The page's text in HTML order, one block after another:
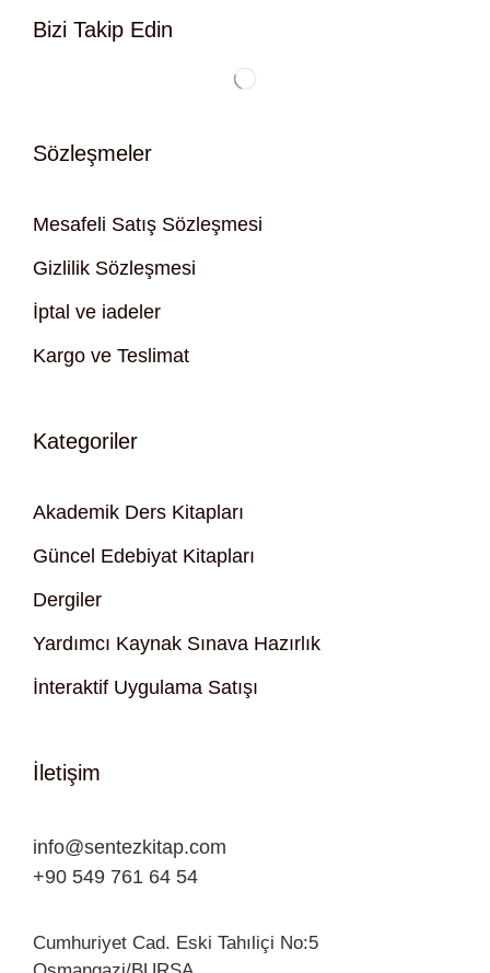
Bizi Takip Edin
Sözleşmeler
Mesafeli Satış Sözleşmesi
Gizlilik Sözleşmesi
İptal ve iadeler
Kargo ve Teslimat
Kategoriler
Akademik Ders Kitapları
Güncel Edebiyat Kitapları
Dergiler
Yardımcı Kaynak Sınava Hazırlık
İnteraktif Uygulama Satışı
İletişim
info@sentezkitap.com
+90 549 761 64 54
Cumhuriyet Cad. Eski Tahıliçi No:5